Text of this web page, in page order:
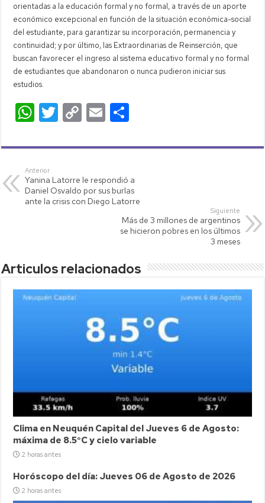
orientadas a la educación formal y no formal, a través de un aporte
económico excepcional en función de la situación económica-social
del estudiante, para garantizar su incorporación, permanencia y
continuidad; y por último, las Extraordinarias de Reinserción, que
buscan favorecer el ingreso al sistema educativo formal y no formal
de estudiantes que abandonaron o nunca pudieron iniciar sus
estudios.
W
at
s
A
p
T
tt
C
p
Li
nk
E
ail m
ar
tir
Anterior
Yanina Latorre le respondió a
Daniel Osvaldo por sus burlas
ante la crisis con Diego Latorre
Siguiente
Más de 3 millones de argentinos
se hicieron pobres en los últimos
3 meses
Articulos relacionados
Clima en Neuquén Capital del Jueves 6 de Agosto:
máxima de 8.5°C y cielo variable
2 horas antes
Horóscopo del día: Jueves 06 de Agosto de 2026
2 horas antes